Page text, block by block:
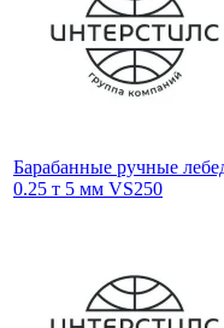
Барабанные ручные
0.25 т 5 мм VS250